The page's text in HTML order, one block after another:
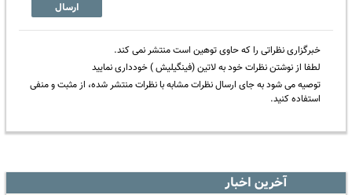
ارسال
خبرگزاری نظراتی را که حاوی توهین است منتشر نمی کند.
لطفا از نوشتن نظرات خود به لاتین (فینگیلیش ) خودداری نمایید
توصیه می شود به جای ارسال نظرات مشابه با نظرات منتشر شده، از مثبت و منفی
استفاده کنید.
آخرین اخبار